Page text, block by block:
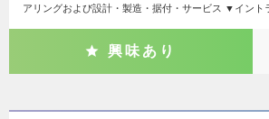
アリングおよび設計・製造・据付・サービス ▼イント
興味あり